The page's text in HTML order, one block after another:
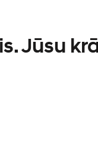
Jūsu